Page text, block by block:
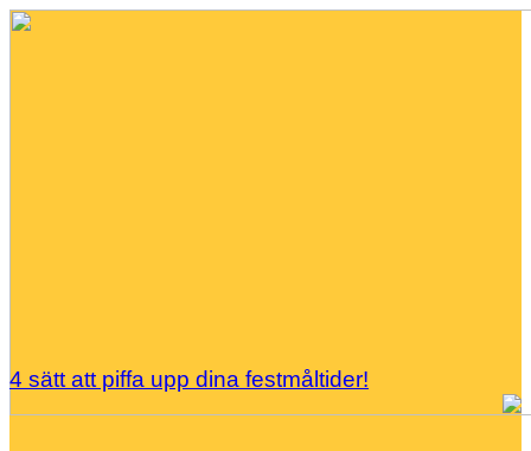
4 sätt att piffa upp dina festmåltider!